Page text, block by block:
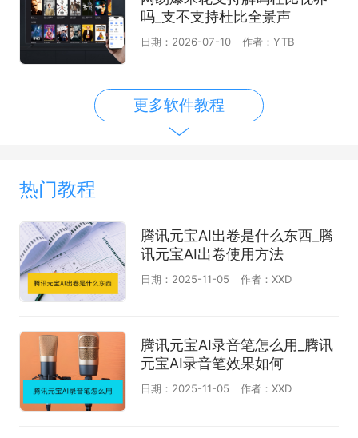
吗_支不支持杜比全景声
日期：2026-07-10 作者：YTB
更多软件教程
热门教程
腾讯元宝AI出卷是什么东西_腾
讯元宝AI出卷使用方法
日期：2025-11-05 作者：XXD
腾讯元宝AI录音笔怎么用_腾讯
元宝AI录音笔效果如何
日期：2025-11-05 作者：XXD